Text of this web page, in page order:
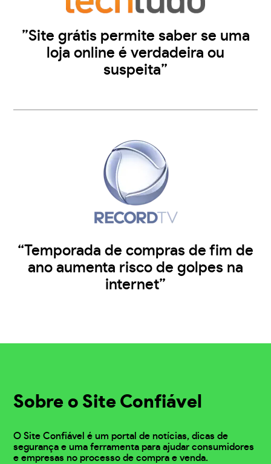
”Site grátis permite saber se uma
loja online é verdadeira ou
suspeita”
“Temporada de compras de fim de
ano aumenta risco de golpes na
internet”
Sobre o Site Confiável
O Site Confiável é um portal de notícias, dicas de
segurança e uma ferramenta para ajudar consumidores
e empresas no processo de compra e venda.